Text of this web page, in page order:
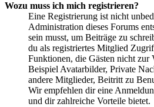
Wozu muss ich mich registrieren?
Eine Registrierung ist nicht
Administration dieses Forums
sein musst, um Beiträge zu
du als registriertes Mitglied
Funktionen, die Gästen nicht zur
Beispiel Avatarbilder, Private
andere Mitglieder, Beitritt zu
Wir empfehlen dir eine
und dir zahlreiche Vorteile bietet.